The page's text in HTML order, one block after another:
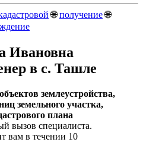
🌐получение🌐
Ивановна
в c. Ташле
землеустройства,
земельного участка,
плана
вызов специалиста.
вам в течении 10